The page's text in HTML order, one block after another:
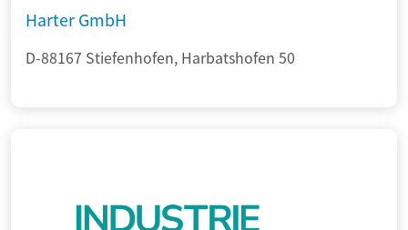
Harter GmbH
D-88167 Stiefenhofen, Harbatshofen 50